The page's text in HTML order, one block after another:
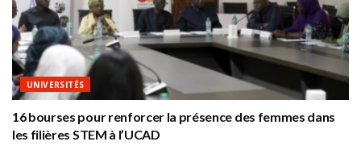
UNIVERSITÉS
16 bourses pour renforcer la présence des femmes dans
les filières STEM à l’UCAD